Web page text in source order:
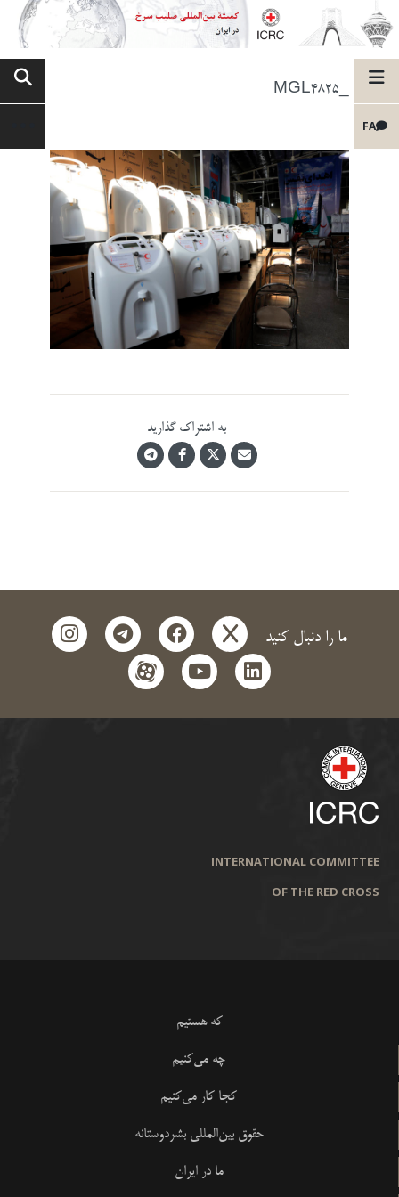
FA
به اشتراک گذارید
ما را دنبال کنید x
facebook
telegram
instagram
linkedin
youtube
aparat
INTERNATIONAL COMMITTEE
OF THE RED CROSS
که هستیم
چه می‌کنیم
کجا کار می‌کنیم
حقوق بین‌المللی بشردوستانه
ما در ایران